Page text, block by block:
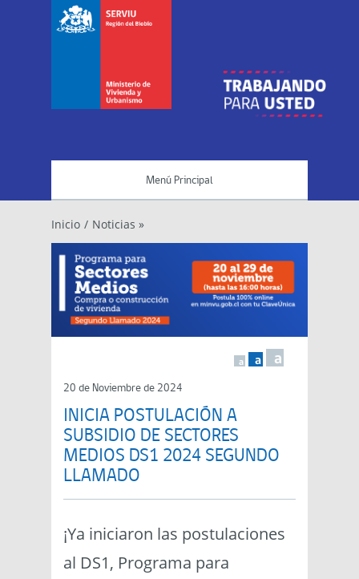
Menú Principal
Inicio / Noticias »
a a a
20 de Noviembre de 2024
INICIA POSTULACIÓN A
SUBSIDIO DE SECTORES
MEDIOS DS1 2024 SEGUNDO
LLAMADO
¡Ya iniciaron las postulaciones
al DS1, Programa para